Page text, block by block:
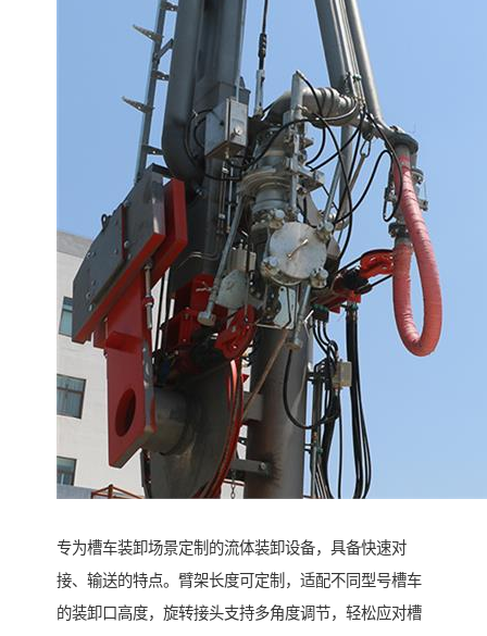
专为槽车装卸场景定制的流体装卸设备，具备快速对
接、输送的特点。臂架长度可定制，适配不同型号槽车
的装卸口高度，旋转接头支持多角度调节，轻松应对槽